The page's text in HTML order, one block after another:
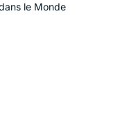
le Monde